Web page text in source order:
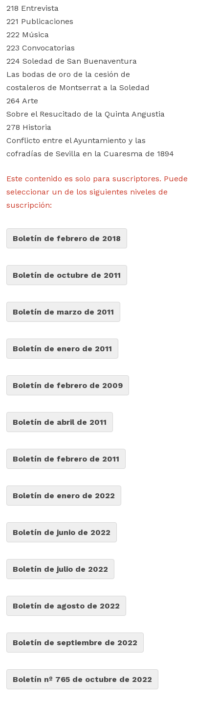
218 Entrevista
221 Publicaciones
222 Música
223 Convocatorias
224 Soledad de San Buenaventura
Las bodas de oro de la cesión de
costaleros de Montserrat a la Soledad
264 Arte
Sobre el Resucitado de la Quinta Angustia
278 Historia
Conflicto entre el Ayuntamiento y las
cofradías de Sevilla en la Cuaresma de 1894
Este contenido es solo para suscriptores. Puede
seleccionar un de los siguientes niveles de
suscripción:
Boletín de febrero de 2018
Boletín de octubre de 2011
Boletín de marzo de 2011
Boletín de enero de 2011
Boletín de febrero de 2009
Boletín de abril de 2011
Boletín de febrero de 2011
Boletín de enero de 2022
Boletín de junio de 2022
Boletín de julio de 2022
Boletín de agosto de 2022
Boletín de septiembre de 2022
Boletín nº 765 de octubre de 2022